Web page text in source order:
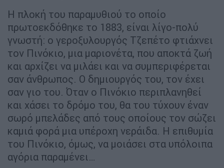
Η πλοκή του παραμυθιού το οποίο
πρωτοεκδόθηκε το 1883, είναι λίγο-πολύ
γνωστή: ο γεροξυλουργός Τζεπέτο φτιάχνει
τον Πινόκιο, μια μαριονέτα, που αποκτά ζωή
και αρχίζει να μιλάει και να συμπεριφέρεται
σαν άνθρωπος. Ο δημιουργός του, τον έχει
σαν γιο του. Όταν ο Πινόκιο περιπλανηθεί
και χάσει το δρόμο του, θα του τύχουν έναν
σωρό μπελάδες από τους οποίους τον σώζει
καμιά φορά μια υπέροχη νεράιδα. Η επιθυμία
του Πινόκιο, όμως, να μοιάσει στα υπόλοιπα
αγόρια παραμένει…